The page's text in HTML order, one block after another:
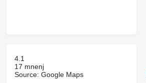
4.1
17 mnenj
Source: Google Maps